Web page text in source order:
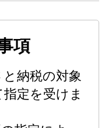
項
と納税の対象
定を受けま